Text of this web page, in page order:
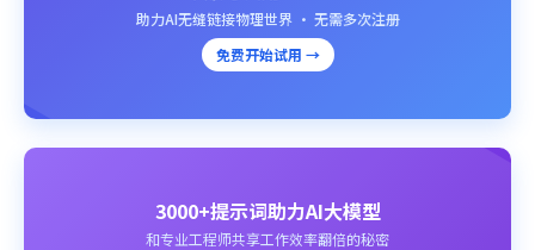
助力AI无缝链接物理世界 · 无需多次注册
免费开始试用 →
3000+提示词助力AI大模型
和专业工程师共享工作效率翻倍的秘密